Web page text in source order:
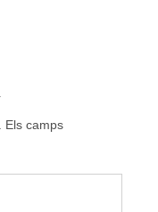
Els camps